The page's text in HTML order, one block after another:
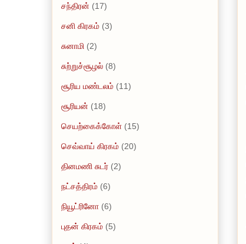
சந்திரன் (17)
சனி கிரகம் (3)
சுனாமி (2)
சுற்றுச்சூழல் (8)
சூரிய மண்டலம் (11)
சூரியன் (18)
செயற்கைக்கோள் (15)
செவ்வாய் கிரகம் (20)
தினமணி சுடர் (2)
நட்சத்திரம் (6)
நியூட்ரினோ (6)
புதன் கிரகம் (5)